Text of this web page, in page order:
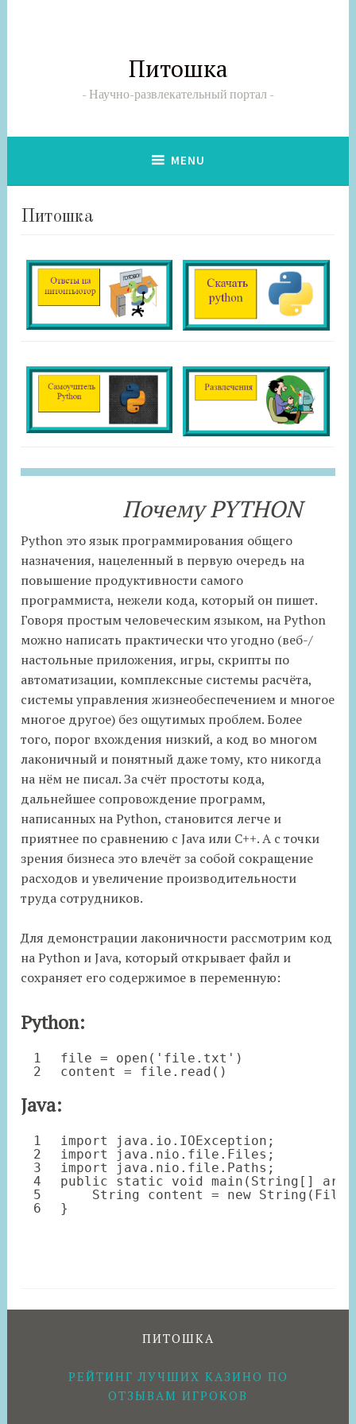
Питошка
Научно-развлекательный портал
MENU
Питошка
Почему PYTHON
Python это язык программирования общего
назначения, нацеленный в первую очередь на
повышение продуктивности самого
программиста, нежели кода, который он пишет.
Говоря простым человеческим языком, на Python
можно написать практически что угодно (веб-/
настольные приложения, игры, скрипты по
автоматизации, комплексные системы расчёта,
системы управления жизнеобеспечением и многое
многое другое) без ощутимых проблем. Более
того, порог вхождения низкий, а код во многом
лаконичный и понятный даже тому, кто никогда
на нём не писал. За счёт простоты кода,
дальнейшее сопровождение программ,
написанных на Python, становится легче и
приятнее по сравнению с Java или C++. А с точки
зрения бизнеса это влечёт за собой сокращение
расходов и увеличение производительности
труда сотрудников.
Для демонстрации лаконичности рассмотрим код
на Python и Java, который открывает файл и
сохраняет его содержимое в переменную:
Python:
1
2
file = open ( 'file.txt' )
content = file .read()
Java:
1
2
3
4
5
6
import
java.io.IOException;
import
java.nio.file.Files;
import
java.nio.file.Paths;
public
static void main(String[]
String content = new
}
ПИТОШКА
РЕЙТИНГ ЛУЧШИХ КАЗИНО ПО
ОТЗЫВАМ ИГРОКОВ